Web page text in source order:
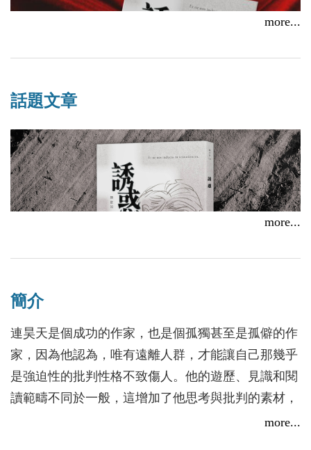
more...
話題文章
談談我的書──《誘惑》顏敏如
2026/02/13
more...
簡介
連昊天是個成功的作家，也是個孤獨甚至是孤僻的作
家，因為他認為，唯有遠離人群，才能讓自己那幾乎
是強迫性的批判性格不致傷人。他的遊歷、見識和閱
讀範疇不同於一般，這增加了他思考與批判的素材，
more...